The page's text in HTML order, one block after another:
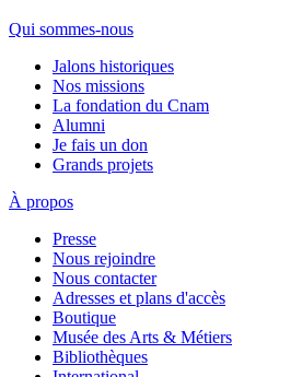
Qui sommes-nous
Jalons historiques
Nos missions
La fondation du Cnam
Alumni
Je fais un don
Grands projets
À propos
Presse
Nous rejoindre
Nous contacter
Adresses et plans d'accès
Boutique
Musée des Arts & Métiers
Bibliothèques